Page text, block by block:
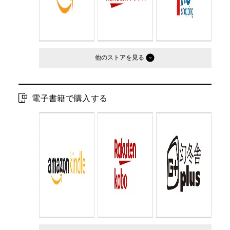
他のストア
電子書籍で購入する